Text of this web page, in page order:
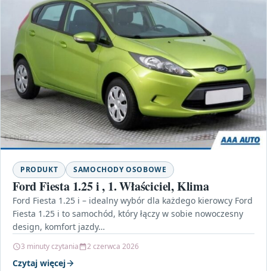
PRODUKT SAMOCHODY OSOBOWE
Ford Fiesta 1.25 i , 1. Właściciel, Klima
Ford Fiesta 1.25 i – idealny wybór dla każdego kierowcy Ford
Fiesta 1.25 i to samochód, który łączy w sobie nowoczesny
design, komfort jazdy…
3 minuty czytania 2 czerwca 2026
Czytaj więcej